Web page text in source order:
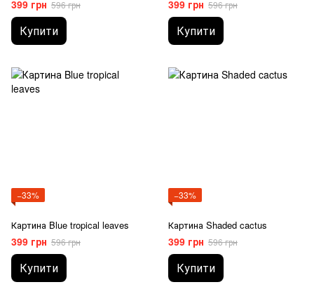
399 грн 596 грн
Купити
399 грн 596 грн
Купити
−33%
Картина Blue tropical leaves
399 грн 596 грн
Купити
−33%
Картина Shaded cactus
399 грн 596 грн
Купити